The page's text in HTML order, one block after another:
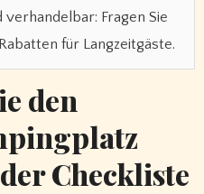
Fragen Sie
für Langzeitgäste.
den
Checkliste